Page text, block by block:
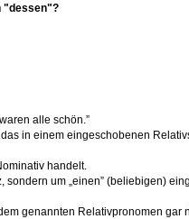
"dessen"?
alle schön.”
in einem eingeschobenen
handelt.
um „einen” (beliebigen)
genannten Relativpronomen gar